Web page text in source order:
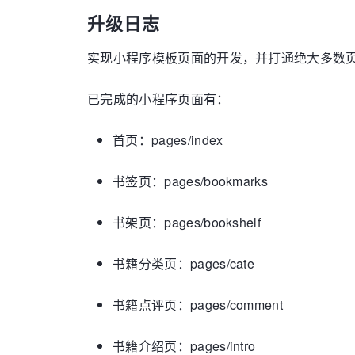
升级日志
实现小程序模板页面的开发，并打通绝大多数
已完成的小程序页面有：
首页：pages/index
书签页：pages/bookmarks
书架页：pages/bookshelf
书籍分类页：pages/cate
书籍点评页：pages/comment
书籍介绍页：pages/intro